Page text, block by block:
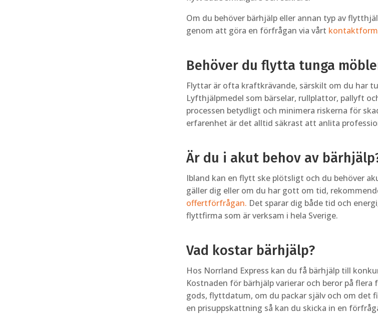
Om du behöver bärhjälp eller annan typ av
genom att göra en förfrågan via vårt
Behöver du flytta tunga
Flyttar är ofta kraftkrävande, särskilt om du har
Lyfthjälpmedel som bärselar, rullplattor, pallyft
processen betydligt och minimera riskerna för
erfarenhet är det alltid säkrast att anlita
Är du i akut behov av
Ibland kan en flytt ske plötsligt och du behöver
gäller dig eller om du har gott om tid,
offertförfrågan. Det sparar dig både tid och
flyttfirma som är verksam i hela Sverige.
Vad kostar bärhjälp?
Hos Norrland Express kan du få bärhjälp till
Kostnaden för bärhjälp varierar och beror på
gods, flyttdatum, om du packar själv och om det
en prisuppskattning så kan du skicka in en